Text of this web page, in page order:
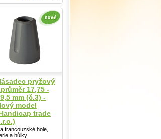
pryžový
17,75 -
mm (č.3) -
model
trade
francouzské hole,
a hůlky.